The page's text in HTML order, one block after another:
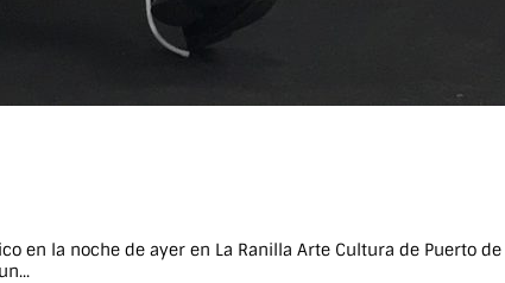
la noche de ayer en La Ranilla Arte Cultura de Puerto